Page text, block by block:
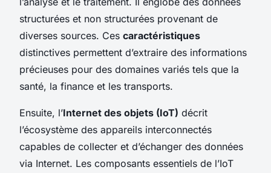
structurées et non structurées provenant de
diverses sources. Ces caractéristiques
distinctives permettent d’extraire des informations
précieuses pour des domaines variés tels que la
santé, la finance et les transports.
Ensuite, l’Internet des objets (IoT) décrit
l’écosystème des appareils interconnectés
capables de collecter et d’échanger des données
via Internet. Les composants essentiels de l’IoT